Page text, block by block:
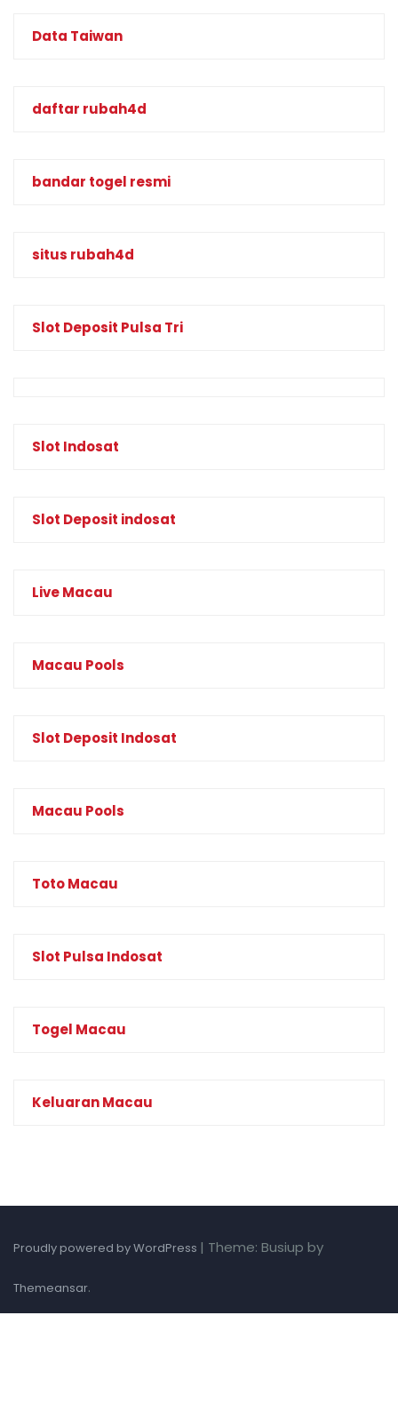
Data Taiwan
daftar rubah4d
bandar togel resmi
situs rubah4d
Slot Deposit Pulsa Tri
Slot Indosat
Slot Deposit indosat
Live Macau
Macau Pools
Slot Deposit Indosat
Macau Pools
Toto Macau
Slot Pulsa Indosat
Togel Macau
Keluaran Macau
Proudly powered by WordPress | Theme: Busiup by
Themeansar.